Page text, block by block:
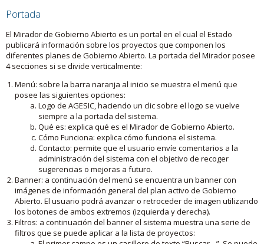
Portada
El Mirador de Gobierno Abierto es un portal en el cual el Estado
publicará información sobre los proyectos que componen los
diferentes planes de Gobierno Abierto. La portada del Mirador posee
4 secciones si se divide verticalmente:
Menú: sobre la barra naranja al inicio se muestra el menú que
posee las siguientes opciones:
Logo de AGESIC, haciendo un clic sobre el logo se vuelve
siempre a la portada del sistema.
Qué es: explica qué es el Mirador de Gobierno Abierto.
Cómo Funciona: explica cómo funciona el sistema.
Contacto: permite que el usuario envíe comentarios a la
administración del sistema con el objetivo de recoger
sugerencias o mejoras a futuro.
Banner: a continuación del menú se encuentra un banner con
imágenes de información general del plan activo de Gobierno
Abierto. El usuario podrá avanzar o retroceder de imagen utilizando
los botones de ambos extremos (izquierda y derecha).
Filtros: a continuación del banner el sistema muestra una serie de
filtros que se puede aplicar a la lista de proyectos: